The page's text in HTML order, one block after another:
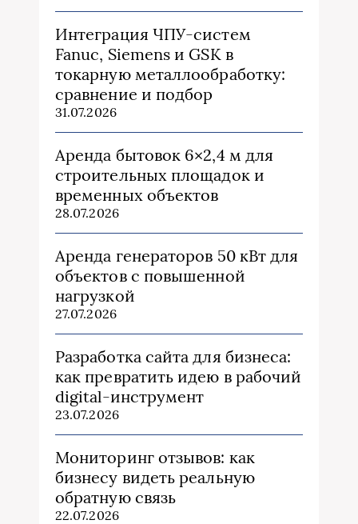
Интеграция ЧПУ-систем
Fanuc, Siemens и GSK в
токарную металлообработку:
сравнение и подбор
31.07.2026
Аренда бытовок 6×2,4 м для
строительных площадок и
временных объектов
28.07.2026
Аренда генераторов 50 кВт для
объектов с повышенной
нагрузкой
27.07.2026
Разработка сайта для бизнеса:
как превратить идею в рабочий
digital-инструмент
23.07.2026
Мониторинг отзывов: как
бизнесу видеть реальную
обратную связь
22.07.2026